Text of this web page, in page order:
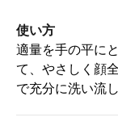
使い方
適量を手の平に
て、やさしく顔
で充分に洗い流し